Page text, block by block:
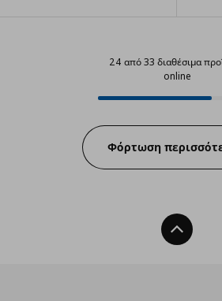
24 από 33 διαθέσιμα
online
24 από
Progress:
Φόρτωση
Back